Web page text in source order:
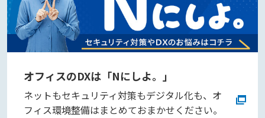
オフィスのDXは「Nにしよ。」
ネットもセキュリティ対策もデジタル化も、オ
フィス環境整備はまとめておまかせください。